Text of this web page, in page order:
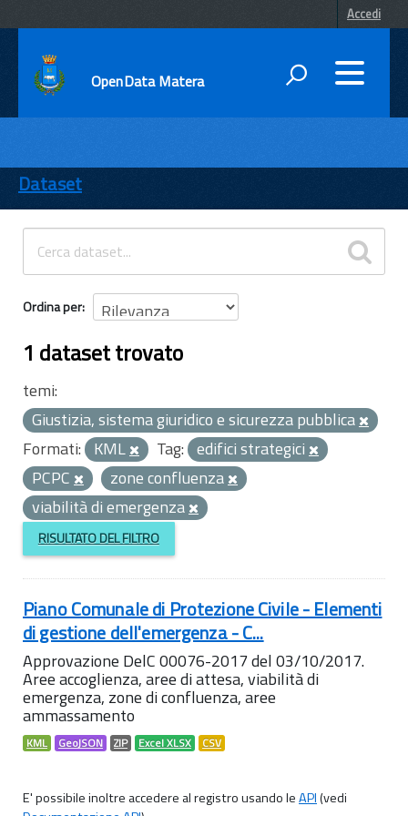
Accedi
OpenData Matera
ENTI
TEMI
INFORMAZIONI
Dataset
Ordina per
1 dataset trovato
temi:
Giustizia, sistema giuridico e sicurezza pubblica
Formati: KML Tag: edifici strategici
PCPC
zone confluenza
viabilità di emergenza
RISULTATO DEL FILTRO
Piano Comunale di Protezione Civile - Elementi
di gestione dell'emergenza - C...
Approvazione DelC 00076-2017 del 03/10/2017.
Aree accoglienza, aree di attesa, viabilità di
emergenza, zone di confluenza, aree
ammassamento
KML GeoJSON ZIP Excel XLSX CSV
E' possibile inoltre accedere al registro usando leAPI(vedi